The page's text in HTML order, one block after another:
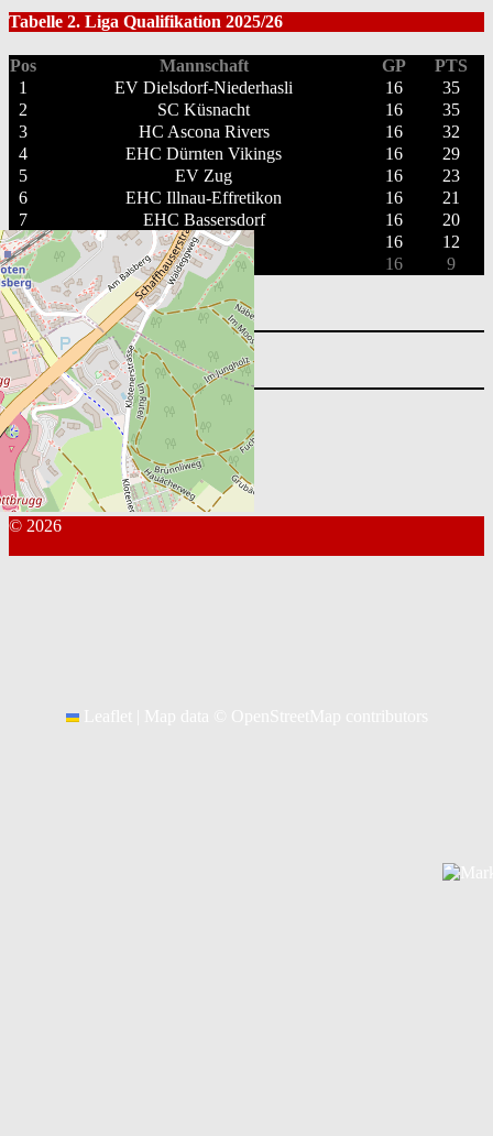
Leaflet
Tabelle 2. Liga Qualifikation 2025/26
Pos Mannschaft GP
PTS
1
EV Dielsdorf-Niederhasli 16
35
2
SC Küsnacht 16
35
3
HC Ascona Rivers 16
32
4
EHC Dürnten Vikings 16
29
5
EV Zug 16
23
6
EHC Illnau-Effretikon 16
21
7
EHC Bassersdorf 16
20
8
EHC Urdorf 16
12
9
HC Chiasso 16
9
Vollständige Tabelle ansehen
Suchen
nach:
Nächste Spiele
© 2026